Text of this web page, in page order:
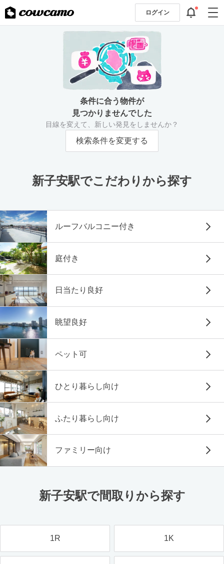
ログイン
条件に合う物件が
見つかりませんでした
目線を変えて、新しい発見をしませんか？
検索条件を変更する
新子安駅でこだわりから探す
ルーフバルコニー付き
庭付き
日当たり良好
眺望良好
ペット可
ひとり暮らし向け
ふたり暮らし向け
ファミリー向け
新子安駅で間取りから探す
1R 1K